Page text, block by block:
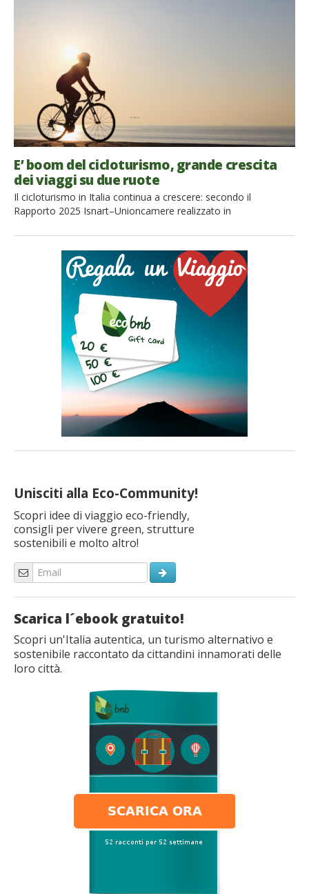
Unisciti alla Eco-Community!
Scopri idee di viaggio eco-friendly,
consigli per vivere green, strutture
sostenibili e molto altro!
Scarica l´ebook gratuito!
Scopri un'Italia autentica, un turismo alternativo e
sostenibile raccontato da cittandini innamorati delle
loro città.
E’ boom del cicloturismo, grande crescita
dei viaggi su due ruote
Il cicloturismo in Italia continua a crescere: secondo il
Rapporto 2025 Isnart–Unioncamere realizzato in
delle forme di viaggio sostenibile in più rapida espansione.
Cicloturismo: un boom da quasi 10 miliardi di euro Nel 2024 il
settore ha registrato un vero e proprio boom, raggiungendo
un impatto […]